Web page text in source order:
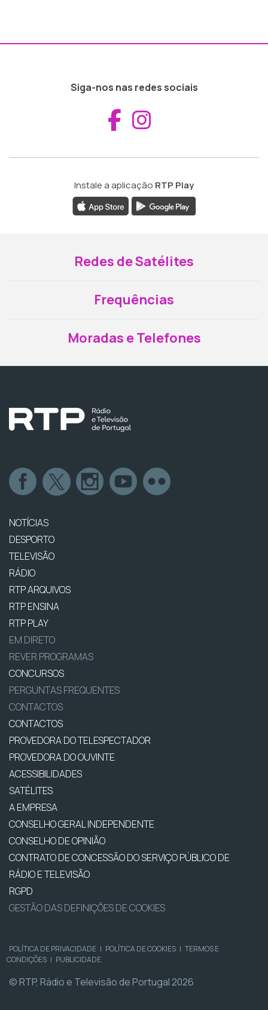
Siga-nos nas redes sociais
Aceder ao
Instale a aplicação RTP Play
Redes de Satélites
Frequências
Moradas e Telefones
NOTÍCIAS
DESPORTO
TELEVISÃO
RÁDIO
RTP ARQUIVOS
RTP ENSINA
RTP PLAY
EM DIRETO
REVER PROGRAMAS
CONCURSOS
PERGUNTAS FREQUENTES
CONTACTOS
CONTACTOS
PROVEDORA DO TELESPECTADOR
PROVEDORA DO OUVINTE
ACESSIBILIDADES
SATÉLITES
A EMPRESA
CONSELHO GERAL INDEPENDENTE
CONSELHO DE OPINIÃO
CONTRATO DE CONCESSÃO DO SERVIÇO PÚBLICO DE
RÁDIO E TELEVISÃO
RGPD
GESTÃO DAS DEFINIÇÕES DE COOKIES
POLÍTICA DE PRIVACIDADE | POLÍTICA DE COOKIES | TERMOS E
CONDIÇÕES | PUBLICIDADE
© RTP, Rádio e Televisão de Portugal 2026